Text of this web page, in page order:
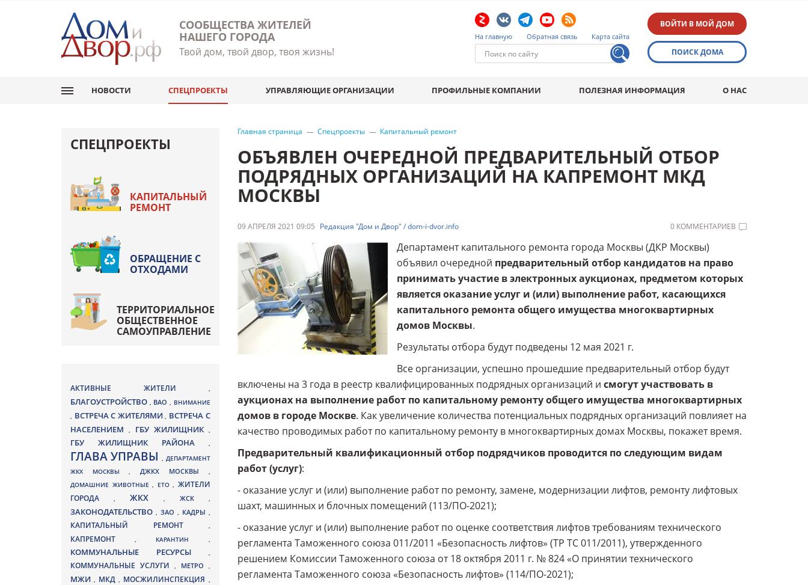
СООБЩЕСТВА ЖИТЕЛЕЙ
НАШЕГО ГОРОДА
Твой дом, твой двор, твоя жизнь!
На главную Обратная связь Карта сайта
ВОЙТИ В МОЙ ДОМ
ПОИСК ДОМА
НОВОСТИ СПЕЦПРОЕКТЫ УПРАВЛЯЮЩИЕ ОРГАНИЗАЦИИ ПРОФИЛЬНЫЕ КОМПАНИИ ПОЛЕЗНАЯ ИНФОРМАЦИЯ О НАС
Главная страница Спецпроекты Капитальный ремонт
ОБЪЯВЛЕН ОЧЕРЕДНОЙ ПРЕДВАРИТЕЛЬНЫЙ ОТБОР
ПОДРЯДНЫХ ОРГАНИЗАЦИЙ НА КАПРЕМОНТ МКД
МОСКВЫ
09 АПРЕЛЯ 2021 09:05 Редакция "Дом и Двор" / dom-i-dvor.info 0 КОММЕНТАРИЕВ
Департамент капитального ремонта города Москвы (ДКР Москвы)
объявил очередной предварительный отбор кандидатов на право
принимать участие в электронных аукционах, предметом которых
является оказание услуг и (или) выполнение работ, касающихся
капитального ремонта общего имущества многоквартирных
домов Москвы.
Результаты отбора будут подведены 12 мая 2021 г.
Все организации, успешно прошедшие предварительный отбор будут
включены на 3 года в реестр квалифицированных подрядных организаций и смогут участвовать в
аукционах на выполнение работ по капитальному ремонту общего имущества многоквартирных
домов в городе Москве. Как увеличение количества потенциальных подрядных организаций повлияет на
качество проводимых работ по капитальному ремонту в многоквартирных домах Москвы, покажет время.
Предварительный квалификационный отбор подрядчиков проводится по следующим видам
работ (услуг):
- оказание услуг и (или) выполнение работ по ремонту, замене, модернизации лифтов, ремонту лифтовых
шахт, машинных и блочных помещений (113/ПО-2021);
- оказание услуг и (или) выполнение работ по оценке соответствия лифтов требованиям технического
регламента Таможенного союза 011/2011 «Безопасность лифтов» (ТР ТС 011/2011), утвержденного
решением Комиссии Таможенного союза от 18 октября 2011 г. № 824 «О принятии технического
регламента Таможенного союза «Безопасность лифтов» (114/ПО-2021);
СПЕЦПРОЕКТЫ
КАПИТАЛЬНЫЙ
РЕМОНТ
ОБРАЩЕНИЕ С
ОТХОДАМИ
ТЕРРИТОРИАЛЬНОЕ
ОБЩЕСТВЕННОЕ
САМОУПРАВЛЕНИЕ
АКТИВНЫЕ ЖИТЕЛИ ,
БЛАГОУСТРОЙСТВО , ВАО , ВНИМАНИЕ
, ВСТРЕЧА С ЖИТЕЛЯМИ, ВСТРЕЧА С
НАСЕЛЕНИЕМ
, ГБУ ЖИЛИЩНИК ,
ГБУ ЖИЛИЩНИК РАЙОНА ,
ГЛАВА УПРАВЫ, ДЕПАРТАМЕНТ
ЖКХ МОСКВЫ,ДЖКХ МОСКВЫ ,
ДОМАШНИЕ ЖИВОТНЫЕ , ЕТО , ЖИТЕЛИ
ГОРОДА
, ЖКХ , ЖСК ,
ЗАКОНОДАТЕЛЬСТВО , ЗАО , КАДРЫ ,
КАПИТАЛЬНЫЙ РЕМОНТ ,
КАПРЕМОНТ , КАРАНТИН ,
КОММУНАЛЬНЫЕ РЕСУРСЫ ,
КОММУНАЛЬНЫЕ УСЛУГИ , МЕТРО ,
МЖИ, МКД , МОСЖИЛИНСПЕКЦИЯ ,